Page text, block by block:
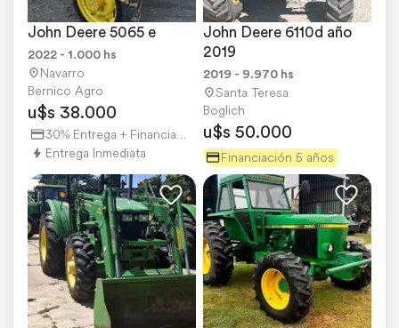
John Deere 5065 e
2022 - 1.000 hs
Navarro
Bernico Agro
u$s 38.000
30% Entrega + Financiación
Entrega Inmediata
John Deere 6110d año
2019
2019 - 9.970 hs
Santa Teresa
Boglich
u$s 50.000
Financiación 5 años